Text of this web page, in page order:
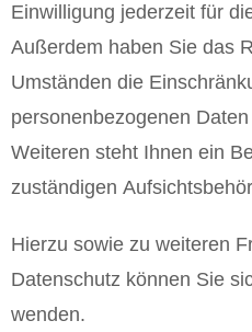
Einwilligung jederzeit für
Außerdem haben Sie das
Umständen die
personenbezogenen
Weiteren steht Ihnen ein
zuständigen
Hierzu sowie zu weiteren
Datenschutz können Sie
wenden.